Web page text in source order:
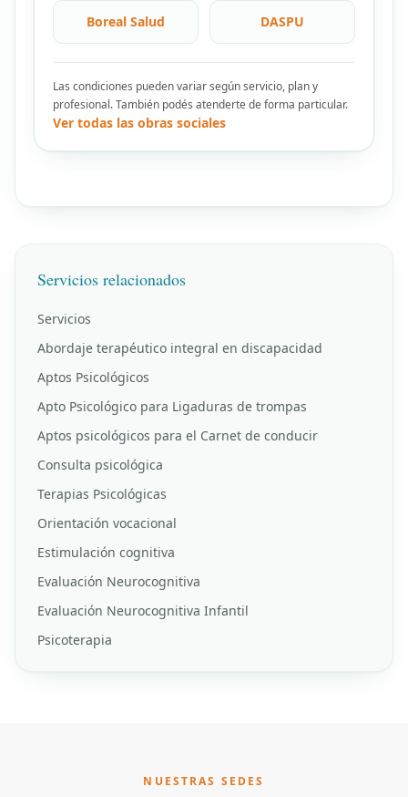
Boreal Salud DASPU
Las condiciones pueden variar según servicio, plan y
profesional. También podés atenderte de forma particular.
Ver todas las obras sociales
Servicios relacionados
Servicios
Abordaje terapéutico integral en discapacidad
Aptos Psicológicos
Apto Psicológico para Ligaduras de trompas
Aptos psicológicos para el Carnet de conducir
Consulta psicológica
Terapias Psicológicas
Orientación vocacional
Estimulación cognitiva
Evaluación Neurocognitiva
Evaluación Neurocognitiva Infantil
Psicoterapia
NUESTRAS SEDES